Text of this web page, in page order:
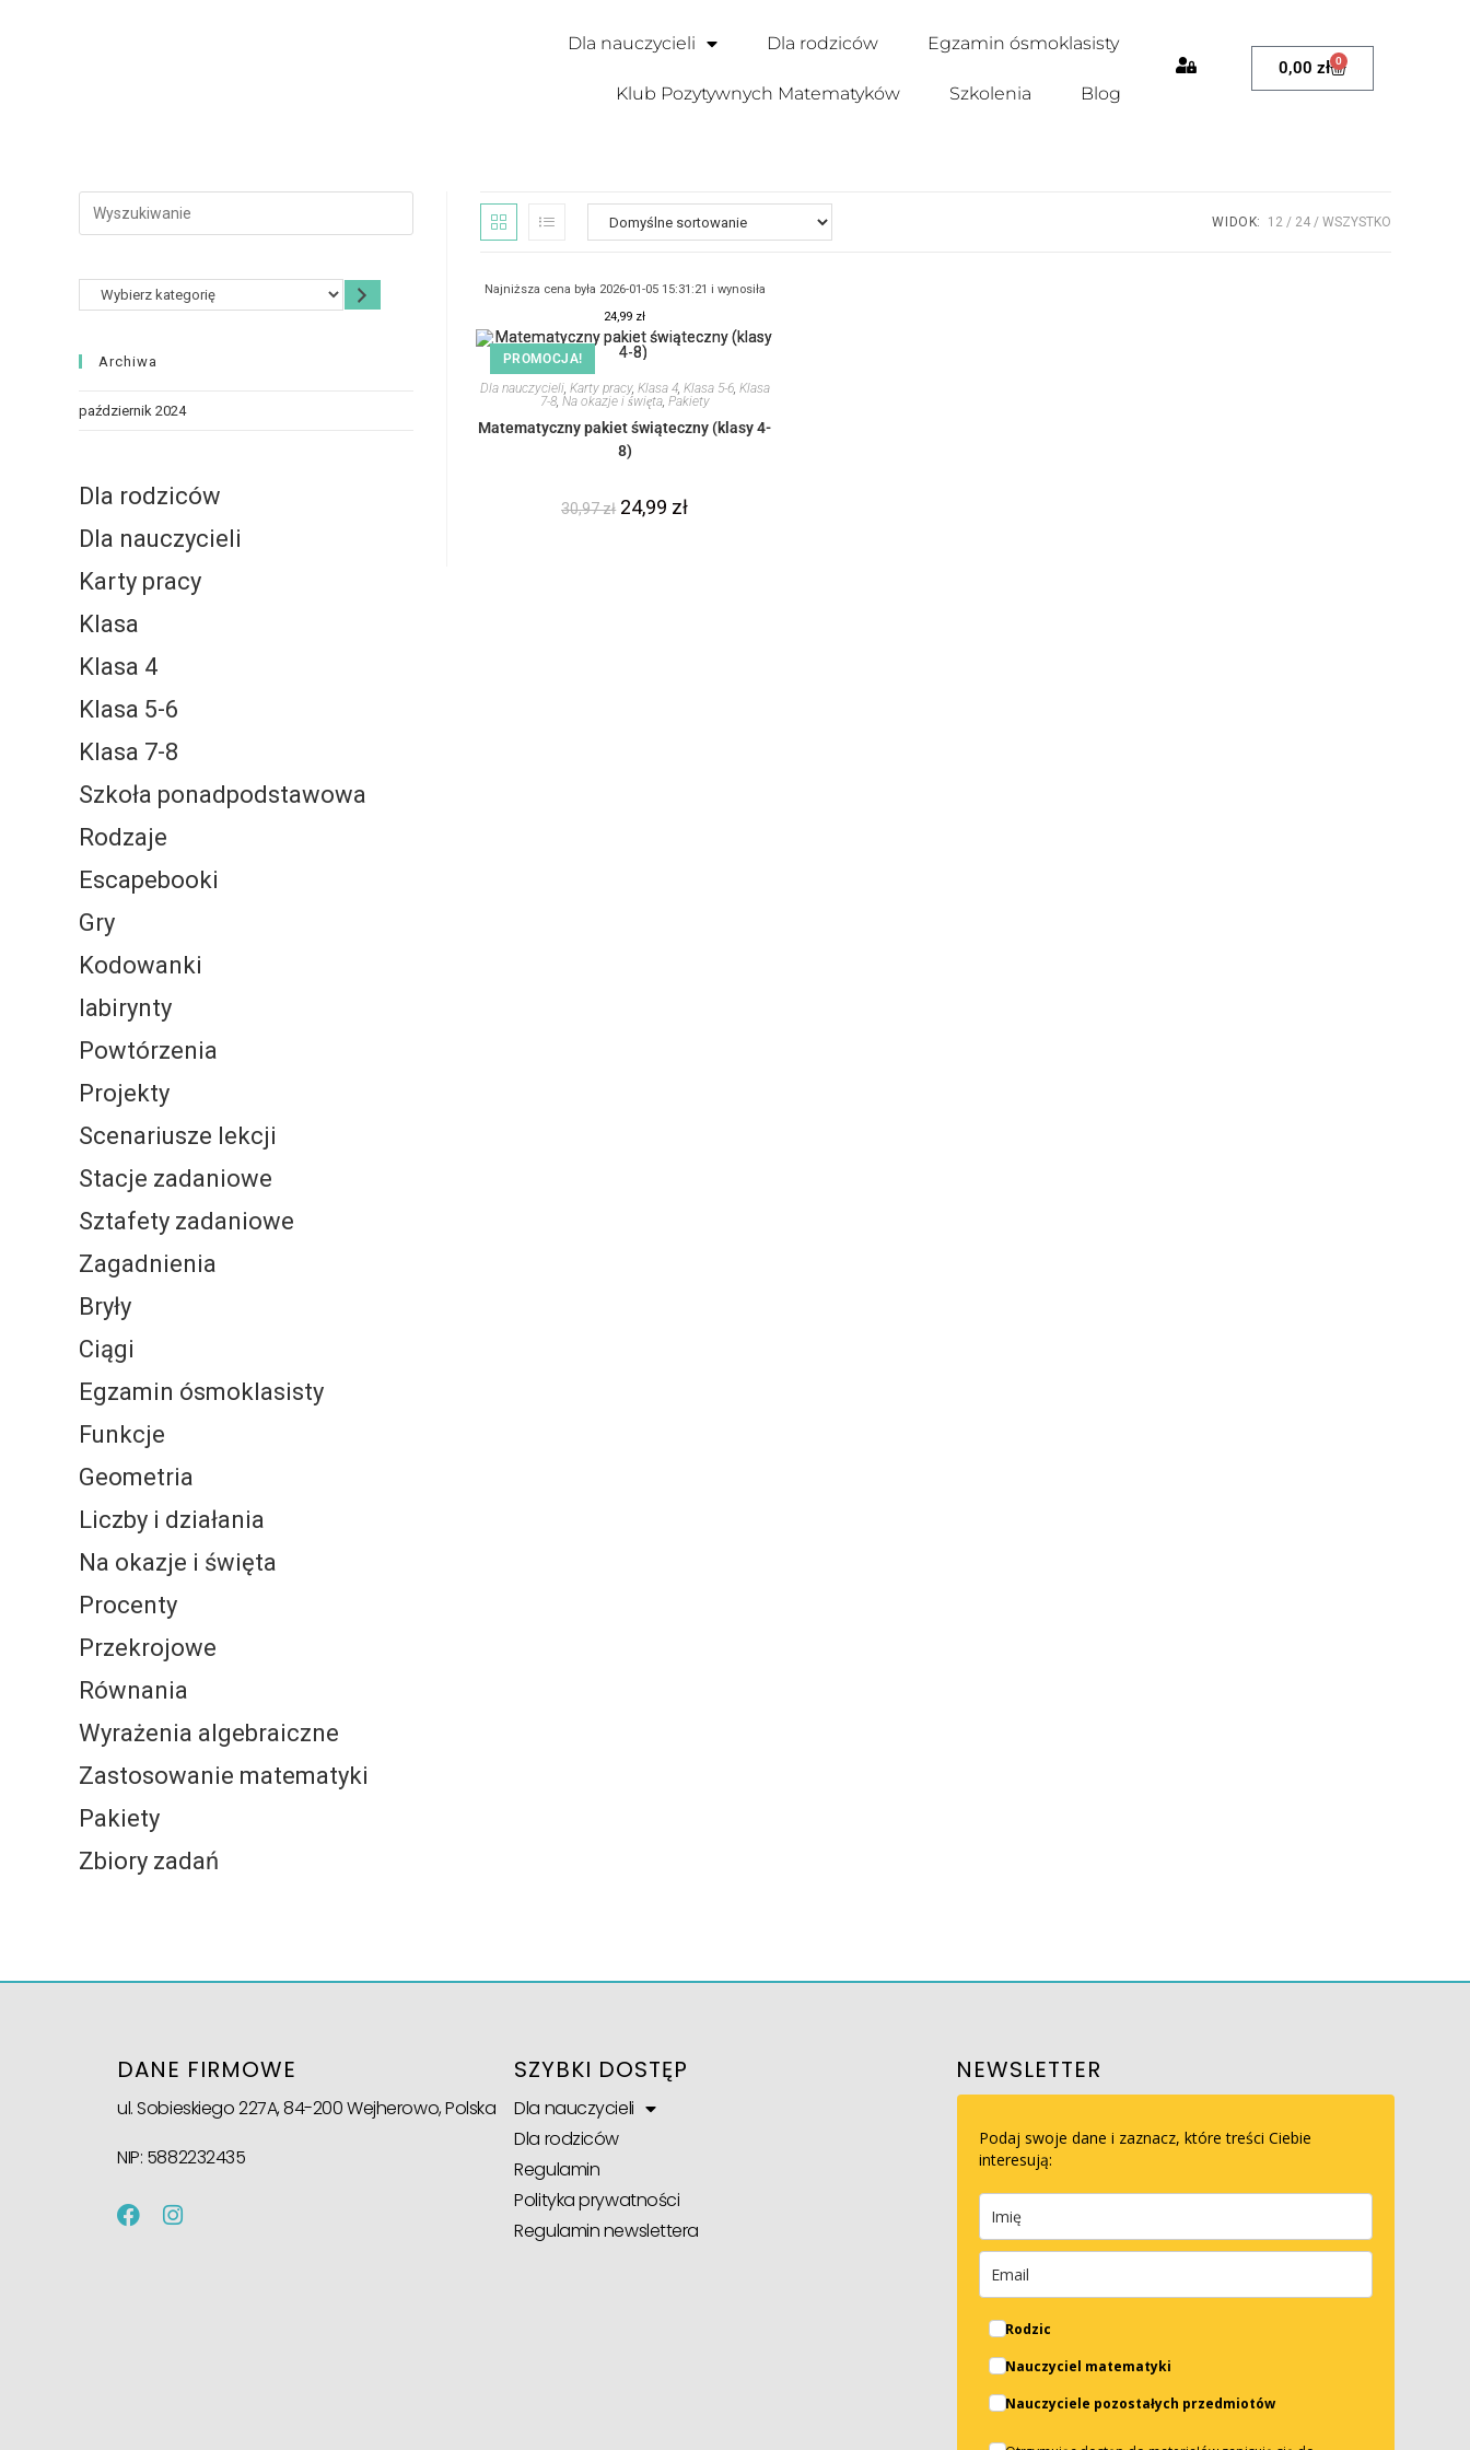
Dla nauczycieli Dla rodziców Egzamin ósmoklasisty
Klub Pozytywnych Matematyków Szkolenia Blog
0,00 zł 0
WIDOK: 12 24 WSZYSTKO
Najniższa cena była 2026-01-05 15:31:21 i wynosiła
24,99 zł
PROMOCJA!
Dla nauczycieli, Karty pracy, Klasa 4, Klasa 5-6, Klasa
7-8, Na okazje i święta, Pakiety
Matematyczny pakiet świąteczny (klasy 4-
8)
30,97zł 24,99 zł
Archiwa
październik 2024
Dla rodziców
Dla nauczycieli
Karty pracy
Klasa
Klasa 4
Klasa 5-6
Klasa 7-8
Szkoła ponadpodstawowa
Rodzaje
Escapebooki
Gry
Kodowanki
labirynty
Powtórzenia
Projekty
Scenariusze lekcji
Stacje zadaniowe
Sztafety zadaniowe
Zagadnienia
Bryły
Ciągi
Egzamin ósmoklasisty
Funkcje
Geometria
Liczby i działania
Na okazje i święta
Procenty
Przekrojowe
Równania
Wyrażenia algebraiczne
Zastosowanie matematyki
Pakiety
Zbiory zadań
DANE FIRMOWE
ul. Sobieskiego 227A,84-200 Wejherowo, Polska
NIP: 5882232435
SZYBKI DOSTĘP
Dla nauczycieli
Dla rodziców
Regulamin
Polityka prywatności
Regulamin newslettera
NEWSLETTER
Podaj swoje dane i zaznacz, które treści Ciebie
interesują:
Rodzic
Nauczyciel matematyki
Nauczyciele pozostałych przedmiotów